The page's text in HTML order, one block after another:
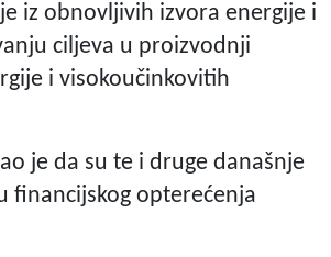
iz obnovljivih izvora energije i
ciljeva u proizvodnji
i visokoučinkovitih
je da su te i druge današnje
financijskog opterećenja